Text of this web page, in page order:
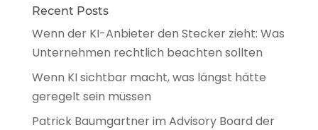
Recent Posts
Wenn der KI-Anbieter den Stecker zieht: Was
Unternehmen rechtlich beachten sollten
Wenn KI sichtbar macht, was längst hätte
geregelt sein müssen
Patrick Baumgartner im Advisory Board der